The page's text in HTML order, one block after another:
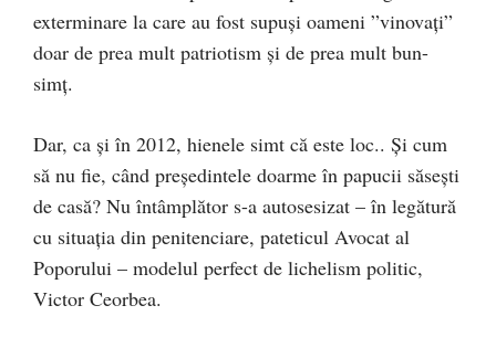
exterminare la care au fost supuși oameni ”vinovați”
doar de prea mult patriotism și de prea mult bun-
simț.
Dar, ca și în 2012, hienele simt că este loc.. Și cum
să nu fie, când președintele doarme în papucii săsești
de casă? Nu întâmplător s-a autosesizat – în legătură
cu situația din penitenciare, pateticul Avocat al
Poporului – modelul perfect de lichelism politic,
Victor Ceorbea.